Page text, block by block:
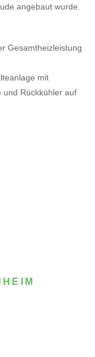
angebaut wurde.
Gesamtheizleistung
mit
und Rückkühler auf